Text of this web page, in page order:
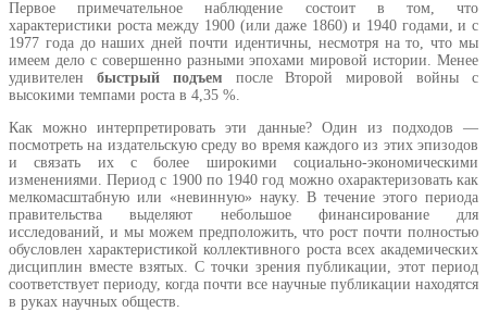
Первое примечательное наблюдение состоит в том, что
характеристики роста между 1900 (или даже 1860) и 1940 годами, и с
1977 года до наших дней почти идентичны, несмотря на то, что мы
имеем дело с совершенно разными эпохами мировой истории. Менее
удивителен быстрый подъем после Второй мировой войны с
высокими темпами роста в 4,35 %.
Как можно интерпретировать эти данные? Один из подходов —
посмотреть на издательскую среду во время каждого из этих эпизодов
и связать их с более широкими социально-экономическими
изменениями. Период с 1900 по 1940 год можно охарактеризовать как
мелкомасштабную или «невинную» науку. В течение этого периода
правительства выделяют небольшое финансирование для
исследований, и мы можем предположить, что рост почти полностью
обусловлен характеристикой коллективного роста всех академических
дисциплин вместе взятых. С точки зрения публикации, этот период
соответствует периоду, когда почти все научные публикации находятся
в руках научных обществ.